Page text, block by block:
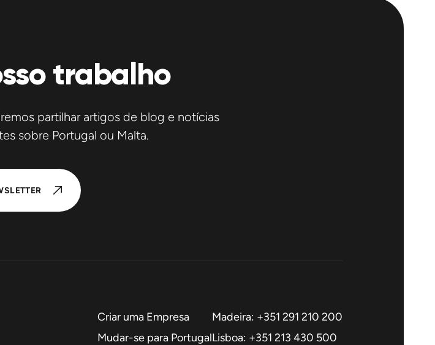
trabalho
partilhar artigos de blog e notícias
sobre Portugal ou Malta.
Criar uma Empresa
Mudar-se para Portugal
Madeira: +351 291 210 200
Lisboa: +351 213 430 500